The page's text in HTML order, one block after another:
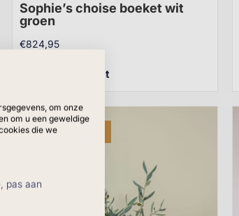
Sophie’s choise boeket wit
groen
€824,95
Bekijk dit product
Op voorraad
om onze
om u een geweldige
die we
pas aan